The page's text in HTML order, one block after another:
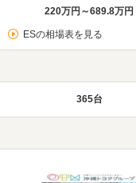
220万円～689.8万円
ESの相場表を見る
365台